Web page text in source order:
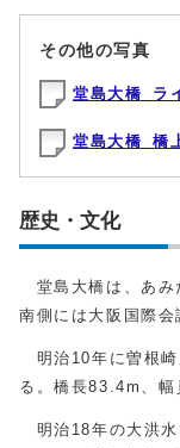
その他の写真
堂島大橋_ラ
堂島大橋_橋
歴史・文化
堂島大橋は、あみ
南側には大阪国際会
明治10年に曽根崎
る。橋長83.4m、幅
明治18年の大洪水